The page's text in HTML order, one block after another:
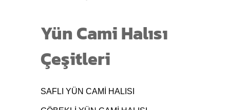
Yün Cami Halısı
Çeşitleri
SAFLI YÜN CAMİ HALISI